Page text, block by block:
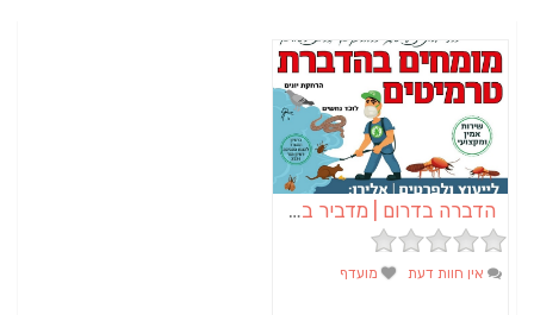
הדברה בדרום | מדביר בדרום – א.א הדברות
אין חוות דעת מועדף